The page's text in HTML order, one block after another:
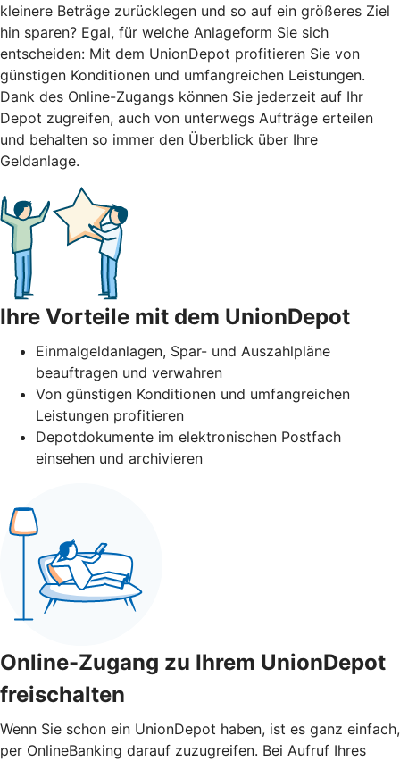
kleinere Beträge zurücklegen und so auf ein größeres Ziel
hin sparen? Egal, für welche Anlageform Sie sich
entscheiden: Mit dem UnionDepot profitieren Sie von
günstigen Konditionen und umfangreichen Leistungen.
Dank des Online-Zugangs können Sie jederzeit auf Ihr
Depot zugreifen, auch von unterwegs Aufträge erteilen
und behalten so immer den Überblick über Ihre
Geldanlage.
Ihre Vorteile mit dem UnionDepot
Einmalgeldanlagen, Spar- und Auszahlpläne
beauftragen und verwahren
Von günstigen Konditionen und umfangreichen
Leistungen profitieren
Depotdokumente im elektronischen Postfach
einsehen und archivieren
Online-Zugang zu Ihrem UnionDepot
freischalten
Wenn Sie schon ein UnionDepot haben, ist es ganz einfach,
per OnlineBanking darauf zuzugreifen. Bei Aufruf Ihres